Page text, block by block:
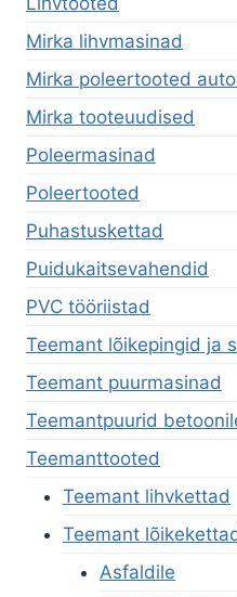
Mirka lihvmasinad
Mirka poleertooted
Mirka tooteuudised
Poleermasinad
Poleertooted
Puhastuskettad
Puidukaitsevahendid
PVC tööriistad
Teemant lõikepingid ja
Teemant puurmasinad
Teemantpuurid
Teemanttooted
Teemant lihvkettad
Teemant
Asfaldile